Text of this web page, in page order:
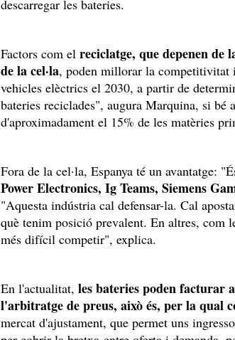
descarregar les bateries.
Factors com el reciclatge, que depenen de
de la cel·la, poden millorar la
vehicles elèctrics el 2030, a partir de
bateries reciclades", augura Marquina, si bé
d'aproximadament el 15% de les matèries
Fora de la cel·la, Espanya té un avantatge:
Power Electronics, Ig Teams, Siemens
"Aquesta indústria cal defensar-la. Cal
què tenim posició prevalent. En altres, com
més difícil competir", explica.
En l'actualitat, les bateries poden facturar
l'arbitratge de preus, això és, per la qual
mercat d'ajustament, que permet uns